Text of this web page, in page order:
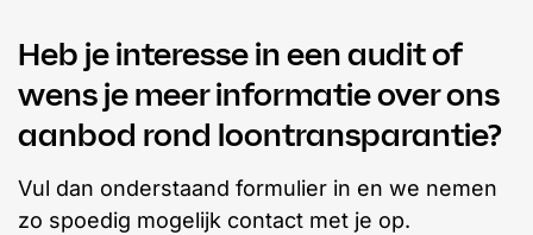
Heb je interesse in een audit of
wens je meer informatie over ons
aanbod rond loontransparantie?
Vul dan onderstaand formulier in en we nemen
zo spoedig mogelijk contact met je op.